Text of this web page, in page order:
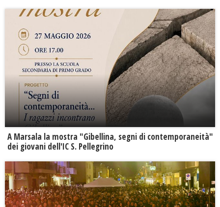
A Marsala la mostra "Gibellina, segni di contemporaneità"
dei giovani dell'IC S. Pellegrino